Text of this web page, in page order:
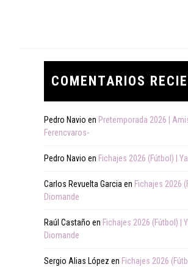
COMENTARIOS
Pedro Navio en Pretemporada 2026 |
Ferencvaros-
Pedro Navio en Fichajes 2026 (Fútbol) |
Carlos Revuelta Garciaen Fichajes 2026
Diomande
Raúl Castaño en Fichajes 2026 (Fútbol) |
Diomande
Sergio Alias López en Fichajes 2026